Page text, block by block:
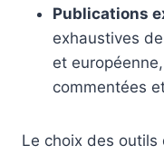
Publications
exhaustives
et
commentées
Le choix des